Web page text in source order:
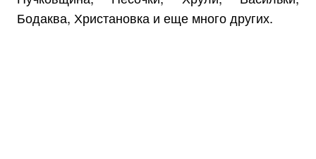
Бодаква, Христановка и еще много других.